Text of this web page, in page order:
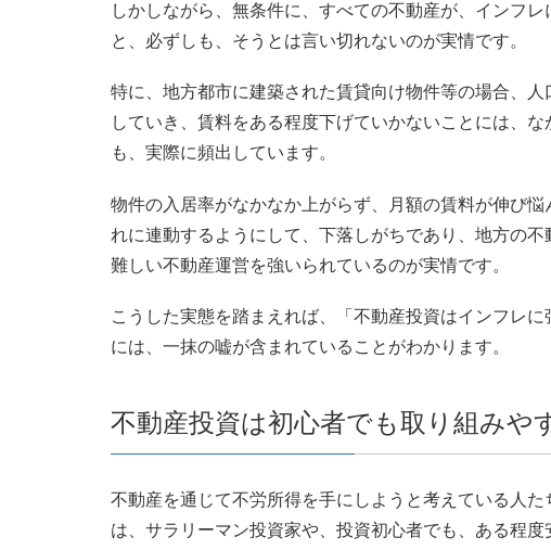
しかしながら、無条件に、すべての不動産が、インフ
と、必ずしも、そうとは言い切れないのが実情です。
特に、地方都市に建築された賃貸向け物件等の場合、
していき、賃料をある程度下げていかないことには、
も、実際に頻出しています。
物件の入居率がなかなか上がらず、月額の賃料が伸び
れに連動するようにして、下落しがちであり、地方の
難しい不動産運営を強いられているのが実情です。
こうした実態を踏まえれば、「不動産投資はインフレ
には、一抹の嘘が含まれていることがわかります。
不動産投資は初心者でも取り組みや
不動産を通じて不労所得を手にしようと考えている人
は、サラリーマン投資家や、投資初心者でも、ある程